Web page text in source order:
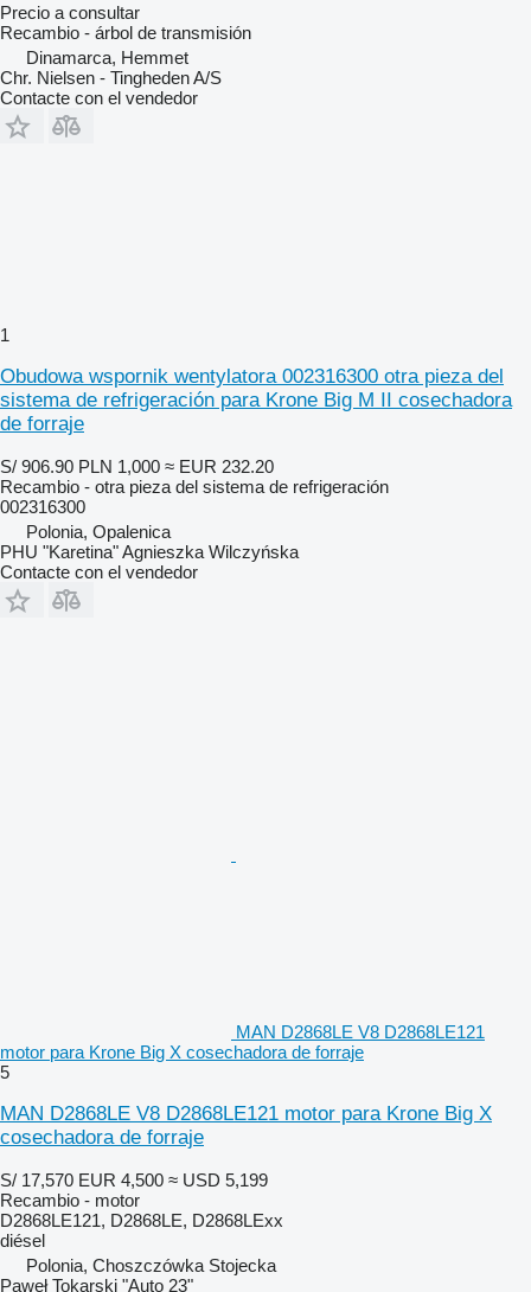
Precio a consultar
Recambio - árbol de transmisión
Dinamarca, Hemmet
Chr. Nielsen - Tingheden A/S
Contacte con el vendedor
1
Obudowa wspornik wentylatora 002316300 otra pieza del
sistema de refrigeración para Krone Big M II cosechadora
de forraje
S/ 906.90 PLN 1,000 ≈ EUR 232.20
Recambio - otra pieza del sistema de refrigeración
002316300
Polonia, Opalenica
PHU "Karetina" Agnieszka Wilczyńska
Contacte con el vendedor
MAN D2868LE V8 D2868LE121
motor para Krone Big X cosechadora de forraje
5
MAN D2868LE V8 D2868LE121 motor para Krone Big X
cosechadora de forraje
S/ 17,570 EUR 4,500 ≈ USD 5,199
Recambio - motor
D2868LE121, D2868LE, D2868LExx
diésel
Polonia, Choszczówka Stojecka
Paweł Tokarski "Auto 23"